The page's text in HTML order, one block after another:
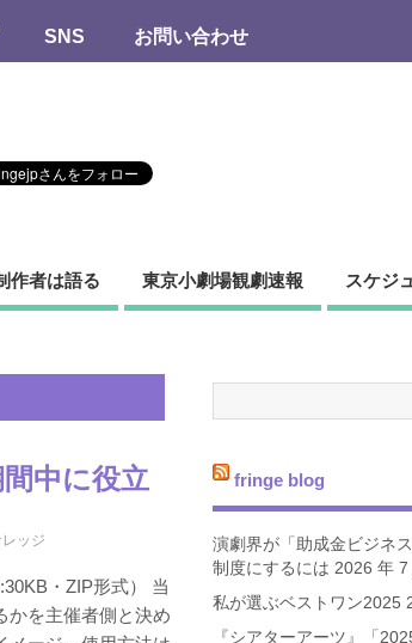
SNS お問い合わせ
作者は語る 東京小劇場観劇速報 スケジ
間中に役立
ッジ
・ZIP形式） 当
かを主催者側と決め
fringe blog
演劇界が「助成金ビジネ
制度にするには 2026 年 7
私が選ぶベストワン2025
『シアターアーツ』「